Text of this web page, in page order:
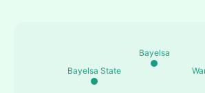
Bayelsa State
Bayelsa